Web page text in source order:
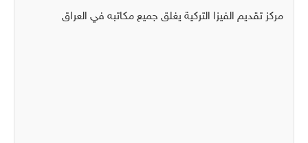
مركز تقديم الفيزا التركية يغلق جميع مكاتبه في العراق